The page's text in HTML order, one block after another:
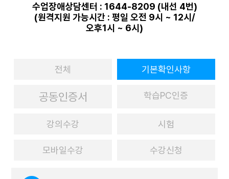
수업장애상담센터 : 1644-8209 (내선 4번)
(원격지원 가능시간 : 평일 오전 9시 ~ 12시/
오후1시 ~ 6시)
전체 기본확인사항
공동인증서 학습PC인증
강의수강 시험
모바일수강 수강신청